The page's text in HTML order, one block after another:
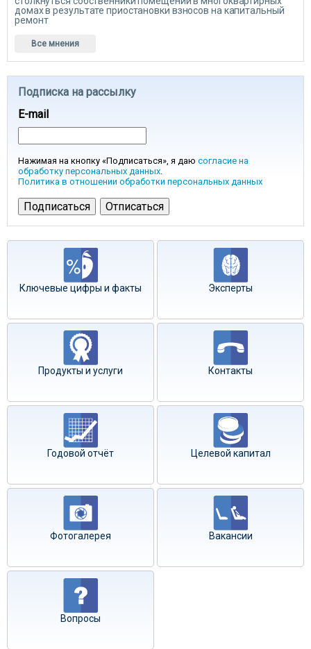
домах в результате приостановки взносов на капитальный
ремонт
Все мнения
Подписка на рассылку
E-mail
Нажимая на кнопку «Подписаться», я даю согласие на
обработку персональных данных.
Политика в отношении обработки персональных данных
Ключевые цифры и факты Эксперты
Продукты и услуги Контакты
Годовой отчёт Целевой капитал
Фотогалерея Вакансии
Вопросы